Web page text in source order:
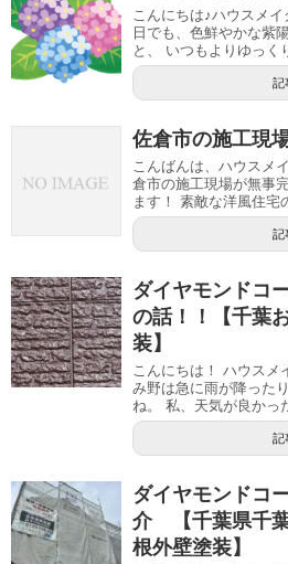
こんにちは♪ハウスメ
日でも、色鮮やかな紫
と、 いつもよりゆっく
記
佐倉市の施工現
こんばんは、ハウスメ
倉市の施工現場が無事
ます！ 素敵な洋風住宅
記
ダイヤモンドコ
の話！！【千葉
装】
こんにちは！ ハウスメ
み野は急に雨が降った
ね。 私、天気が良かっ
記
ダイヤモンドコ
介 【千葉県千
根外壁塗装】